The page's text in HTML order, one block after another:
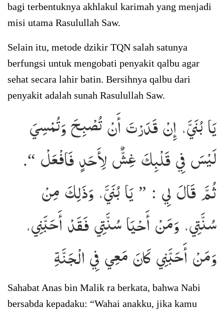
bagi terbentuknya akhlakul karimah yang menjadi
misi utama Rasulullah Saw.
Selain itu, metode dzikir TQN salah satunya
berfungsi untuk mengobati penyakit qalbu agar
sehat secara lahir batin. Bersihnya qalbu dari
penyakit adalah sunah Rasulullah Saw.
يَا بُنَيَّ، إِنْ قَدَرْتَ أَنْ تُصْبِحَ وَتُمْسِيَ
لَيْسَ فِي قَلْبِكَ غِشٌّ لِأَحَدٍ فَافْعَلْ “.
ثُمَّ قَالَ لِي : ” يَا بُنَيَّ، وَذَلِكَ مِنْ
سُنَّتِي، وَمَنْ أَحْيَا سُنَّتِي فَقَدْ أَحَبَّنِي،
وَمَنْ أَحَبَّنِي كَانَ مَعِي فِي الْجَنَّةِ
Sahabat Anas bin Malik ra berkata, bahwa Nabi
bersabda kepadaku: “Wahai anakku, jika kamu